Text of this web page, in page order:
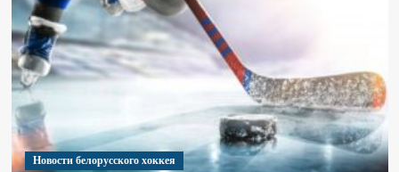
Новости белорусского хоккея